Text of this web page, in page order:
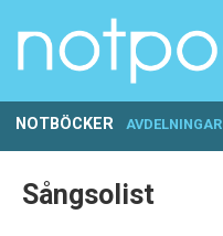
NOTBÖCKER AVDELNINGAR
Sångsolist